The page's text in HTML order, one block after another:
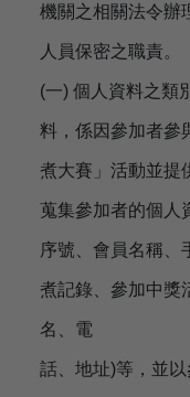
機關之相關法令辦
人員保密之職責。
(一) 個人資料之類
料，係因參加者參
煮大賽」活動並提
蒐集參加者的個人
序號、會員名稱、
煮記錄、參加中獎
名、電
話、地址)等，並